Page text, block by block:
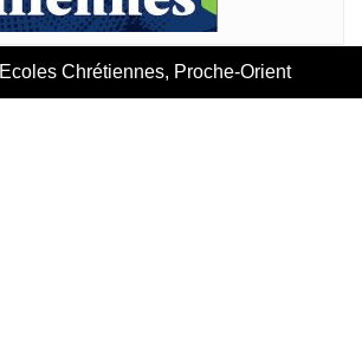
Chrétiennes, Proche-Orient